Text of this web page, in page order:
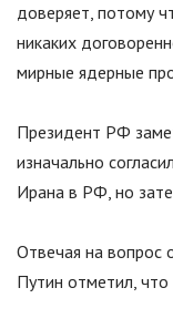
доверяет, потому
никаких
мирные ядерные
Президент РФ
изначально
Ирана в РФ, но
Отвечая на вопрос
Путин отметил,